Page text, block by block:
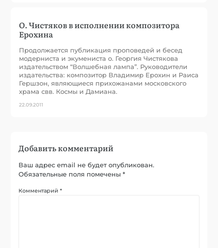
О. Чистяков в исполнении композитора
Ерохина
Продолжается публикация проповедей и бесед
модерниста и экумениста о. Георгия Чистякова
издательством “Волшебная лампа”. Руководители
издательства: композитор Владимир Ерохин и Раиса
Гершзон, являющиеся прихожанами московского
храма свв. Космы и Дамиана.
22.09.2011
Добавить комментарий
Ваш адрес email не будет опубликован.
Обязательные поля помечены*
Комментарий*